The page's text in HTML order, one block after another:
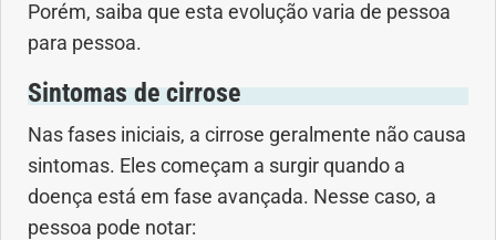
Dieta e nutrição
Doença autoimune
Doenças Respiratórias
Porém, saiba que esta evolução varia de pessoa
para pessoa.
Sintomas de cirrose
Nas fases iniciais, a cirrose geralmente não causa
sintomas. Eles começam a surgir quando a
doença está em fase avançada. Nesse caso, a
pessoa pode notar: